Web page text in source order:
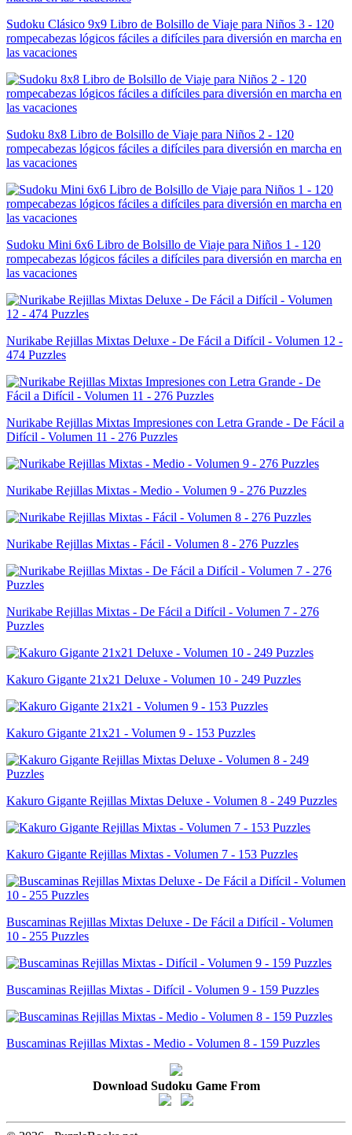
Sudoku Clásico 9x9 Libro de Bolsillo de Viaje para Niños 3 - 120
rompecabezas lógicos fáciles a difíciles para diversión en marcha en
las vacaciones
Sudoku 8x8 Libro de Bolsillo de Viaje para Niños 2 - 120
rompecabezas lógicos fáciles a difíciles para diversión en marcha en
las vacaciones
Sudoku Mini 6x6 Libro de Bolsillo de Viaje para Niños 1 - 120
rompecabezas lógicos fáciles a difíciles para diversión en marcha en
las vacaciones
Nurikabe Rejillas Mixtas Deluxe - De Fácil a Difícil - Volumen 12 -
474 Puzzles
Nurikabe Rejillas Mixtas Impresiones con Letra Grande - De Fácil a
Difícil - Volumen 11 - 276 Puzzles
Nurikabe Rejillas Mixtas - Medio - Volumen 9 - 276 Puzzles
Nurikabe Rejillas Mixtas - Fácil - Volumen 8 - 276 Puzzles
Nurikabe Rejillas Mixtas - De Fácil a Difícil - Volumen 7 - 276
Puzzles
Kakuro Gigante 21x21 Deluxe - Volumen 10 - 249 Puzzles
Kakuro Gigante 21x21 - Volumen 9 - 153 Puzzles
Kakuro Gigante Rejillas Mixtas Deluxe - Volumen 8 - 249 Puzzles
Kakuro Gigante Rejillas Mixtas - Volumen 7 - 153 Puzzles
Buscaminas Rejillas Mixtas Deluxe - De Fácil a Difícil - Volumen
10 - 255 Puzzles
Buscaminas Rejillas Mixtas - Difícil - Volumen 9 - 159 Puzzles
Buscaminas Rejillas Mixtas - Medio - Volumen 8 - 159 Puzzles
Download Sudoku Game From